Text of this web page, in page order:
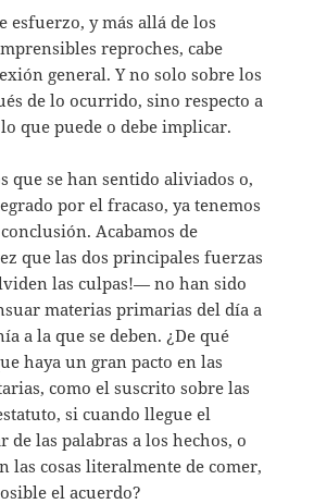
esfuerzo, y más allá de los
reproches, cabe
general. Y no solo sobre los
de lo ocurrido, sino respecto a
que puede o debe implicar.
que se han sentido aliviados o,
por el fracaso, ya tenemos
Acabamos de
que las dos principales fuerzas
las culpas!— no han sido
materias primarias del día a
a la que se deben. ¿De qué
haya un gran pacto en las
como el suscrito sobre las
si cuando llegue el
de las palabras a los hechos, o
las cosas literalmente de comer,
el acuerdo?